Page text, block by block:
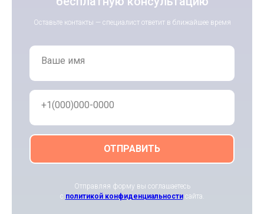
Оставьте контакты — специалист ответит в ближайшее время
Ваше имя
+1(000)000-0000
ОТПРАВИТЬ
Отправляя форму вы соглашаетесь
с политикой конфиденциальности сайта.